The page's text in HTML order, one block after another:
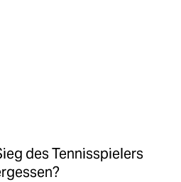
des Tennisspielers